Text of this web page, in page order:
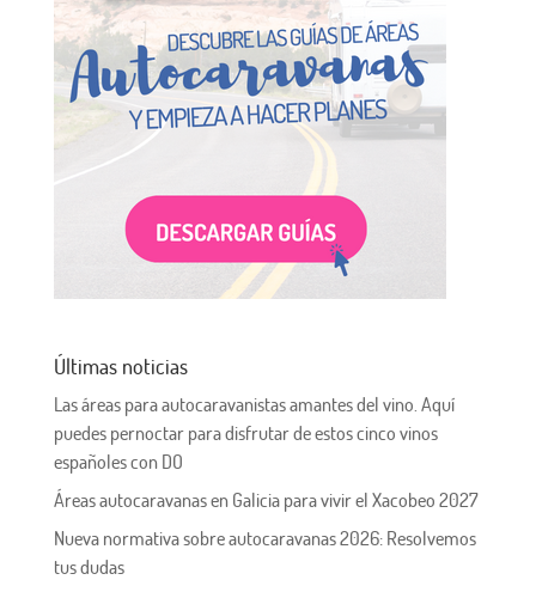
Últimas noticias
Las áreas para autocaravanistas amantes del vino. Aquí
puedes pernoctar para disfrutar de estos cinco vinos
españoles con DO
Áreas autocaravanas en Galicia para vivir el Xacobeo 2027
Nueva normativa sobre autocaravanas 2026: Resolvemos
tus dudas